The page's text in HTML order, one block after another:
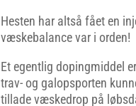
Hesten har altså fået en
væskebalance var i orden!
Et egentlig dopingmiddel
trav- og galopsporten
tillade væskedrop på